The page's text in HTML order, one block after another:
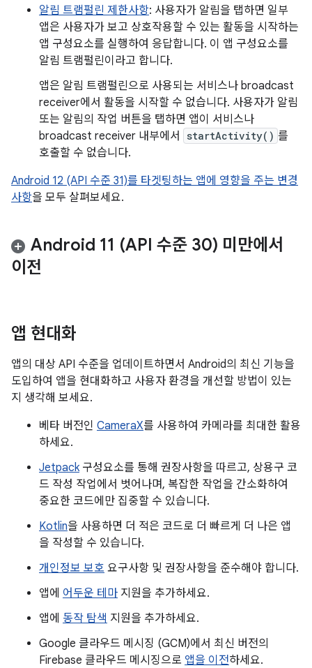
알림 트램펄린 제한사항: 사용자가 알림을 탭하면 일부
앱은 사용자가 보고 상호작용할 수 있는 활동을 시작하는
앱 구성요소를 실행하여 응답합니다. 이 앱 구성요소를
알림 트램펄린이라고 합니다.
앱은 알림 트램펄린으로 사용되는 서비스나 broadcast
receiver에서 활동을 시작할 수 없습니다. 사용자가 알림
또는 알림의 작업 버튼을 탭하면 앱이 서비스나
broadcast receiver 내부에서
startActivity() 를
호출할 수 없습니다.
Android 12 (API 수준 31)를 타겟팅하는 앱에 영향을 주는 변경
사항을 모두 살펴보세요.
Android 11 (API 수준 30) 미만에서
이전
앱 현대화
앱의 대상 API 수준을 업데이트하면서 Android의 최신 기능을
도입하여 앱을 현대화하고 사용자 환경을 개선할 방법이 있는
지 생각해 보세요.
베타 버전인 CameraX를 사용하여 카메라를 최대한 활용
하세요.
Jetpack구성요소를 통해 권장사항을 따르고, 상용구 코
드 작성 작업에서 벗어나며, 복잡한 작업을 간소화하여
중요한 코드에만 집중할 수 있습니다.
Kotlin을 사용하면 더 적은 코드로 더 빠르게 더 나은 앱
을 작성할 수 있습니다.
개인정보 보호 요구사항 및 권장사항을 준수해야 합니다.
앱에 어두운 테마 지원을 추가하세요.
앱에 동작 탐색 지원을 추가하세요.
Google 클라우드 메시징 (GCM)에서 최신 버전의
Firebase 클라우드 메시징으로 앱을 이전하세요.